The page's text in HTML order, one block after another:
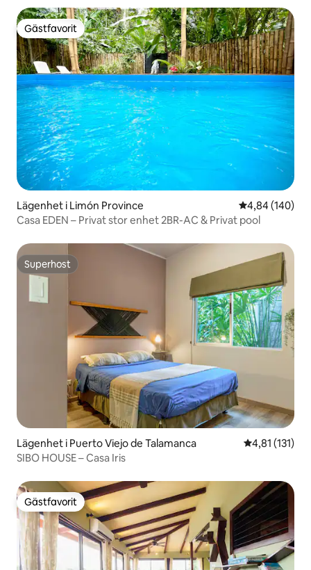
Gästfavorit
Gästfavorit
Lägenhet i Limón Province 4,84 av 5 i
4,84 (140)
Casa EDEN – Privat stor enhet 2BR-AC & Privat pool
Superhost
Superhost
Lägenhet i Puerto Viejo de Talamanca 4,81 av 5 i
4,81 (131)
SIBO HOUSE – Casa Iris
Gästfavorit
Gästfavorit